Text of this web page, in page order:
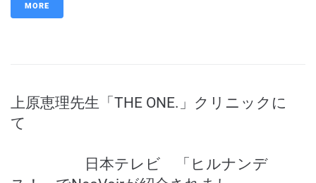
MORE
上原恵理先生「THE ONE.」クリニックに
て
日本テレビ 「ヒルナンデ